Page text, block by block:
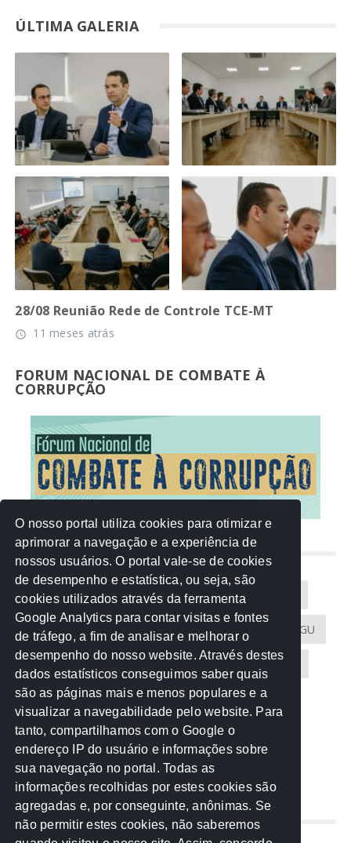
ÚLTIMA GALERIA
28/08 Reunião Rede de Controle TCE-MT
access_time 11 meses atrás
FORUM NACIONAL DE COMBATE À
CORRUPÇÃO
NUVEM DE TAGS
Acontece na Rede AGU AMM
Atricon Audicom CAU-MT CGU
CREA-MT Eventos MPC-MT MPE-MT
MPF Notícias PF PGE-MT PGR
Receita Federal Sem categoria
TCE-MT TCU TRE
REDE NOS ESTADOS
O nosso portal utiliza cookies para otimizar e
aprimorar a navegação e a experiência de
nossos usuários. O portal vale-se de cookies
de desempenho e estatística, ou seja, são
cookies utilizados através da ferramenta
Google Analytics para contar visitas e fontes
de tráfego, a fim de analisar e melhorar o
desempenho do nosso website. Através destes
dados estatísticos conseguimos saber quais
são as páginas mais e menos populares e a
visualizar a navegabilidade pelo website. Para
tanto, compartilhamos com o Google o
endereço IP do usuário e informações sobre
sua navegação no portal. Todas as
informações recolhidas por estes cookies são
agregadas e, por conseguinte, anônimas. Se
não permitir estes cookies, não saberemos